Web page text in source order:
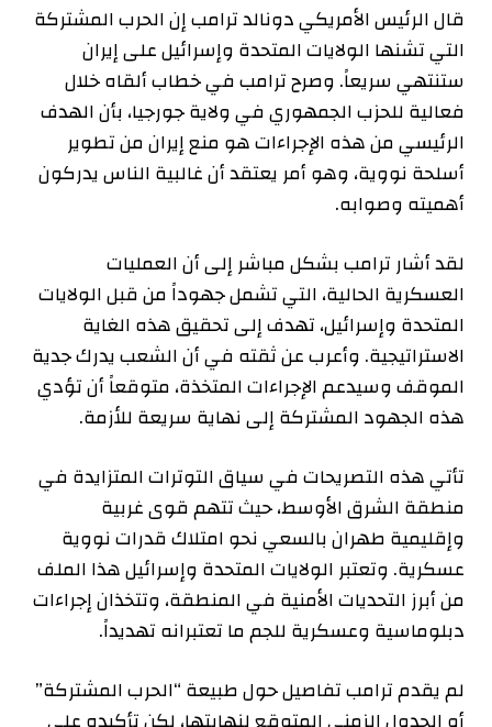
قال الرئيس الأمريكي دونالد ترامب إن الحرب المشتركة
التي تشنها الولايات المتحدة وإسرائيل على إيران
ستنتهي سريعاً. وصرح ترامب في خطاب ألقاه خلال
فعالية للحزب الجمهوري في ولاية جورجيا، بأن الهدف
الرئيسي من هذه الإجراءات هو منع إيران من تطوير
أسلحة نووية، وهو أمر يعتقد أن غالبية الناس يدركون
أهميته وصوابه.
لقد أشار ترامب بشكل مباشر إلى أن العمليات
العسكرية الحالية، التي تشمل جهوداً من قبل الولايات
المتحدة وإسرائيل، تهدف إلى تحقيق هذه الغاية
الاستراتيجية. وأعرب عن ثقته في أن الشعب يدرك جدية
الموقف وسيدعم الإجراءات المتخذة، متوقعاً أن تؤدي
هذه الجهود المشتركة إلى نهاية سريعة للأزمة.
تأتي هذه التصريحات في سياق التوترات المتزايدة في
منطقة الشرق الأوسط، حيث تتهم قوى غربية
وإقليمية طهران بالسعي نحو امتلاك قدرات نووية
عسكرية. وتعتبر الولايات المتحدة وإسرائيل هذا الملف
من أبرز التحديات الأمنية في المنطقة، وتتخذان إجراءات
دبلوماسية وعسكرية للجم ما تعتبرانه تهديداً.
لم يقدم ترامب تفاصيل حول طبيعة “الحرب المشتركة”